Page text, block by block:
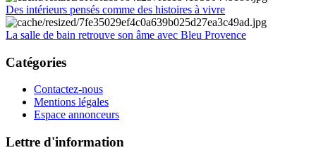
Des intérieurs pensés comme des histoires à vivre
La salle de bain retrouve son âme avec Bleu Provence
Catégories
Contactez-nous
Mentions légales
Espace annonceurs
Lettre d'information